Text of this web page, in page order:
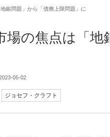
銀問題」から「債務上限問題」に
場の焦点は「地
05-02
ジョセフ・クラフト